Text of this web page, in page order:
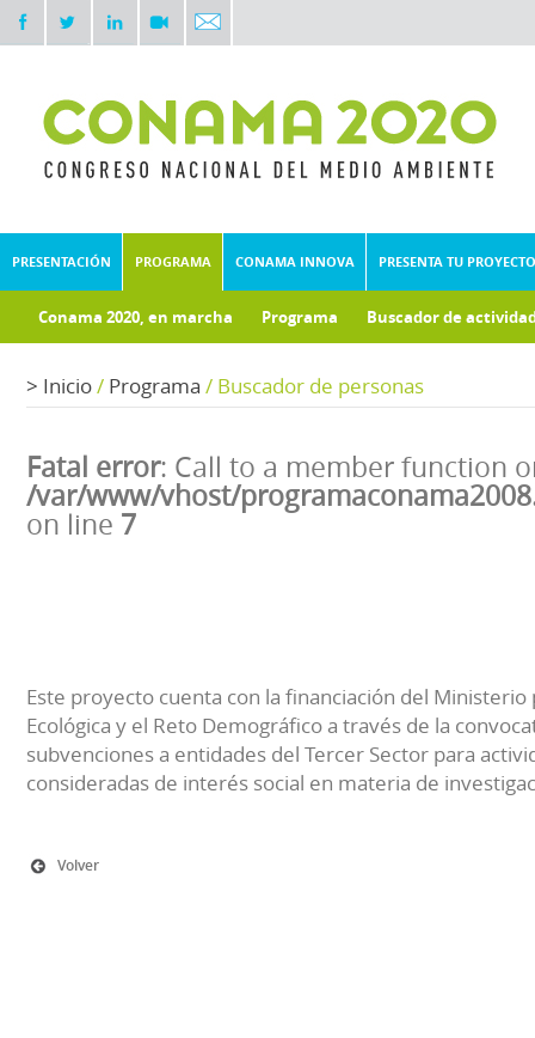
PRESENTACIÓN PROGRAMA CONAMA INNOVA PRESENTA TU PROYECTO
Conama 2020, en marcha Programa Buscador de
> Inicio/ Programa / Buscador de personas
Fatal error: Call to a member function
/var/www/vhost/
on line 7
Este proyecto cuenta con la financiación del Ministerio
Ecológica y el Reto Demográfico a través de la
subvenciones a entidades del Tercer Sector para
consideradas de interés social en materia de
Volver